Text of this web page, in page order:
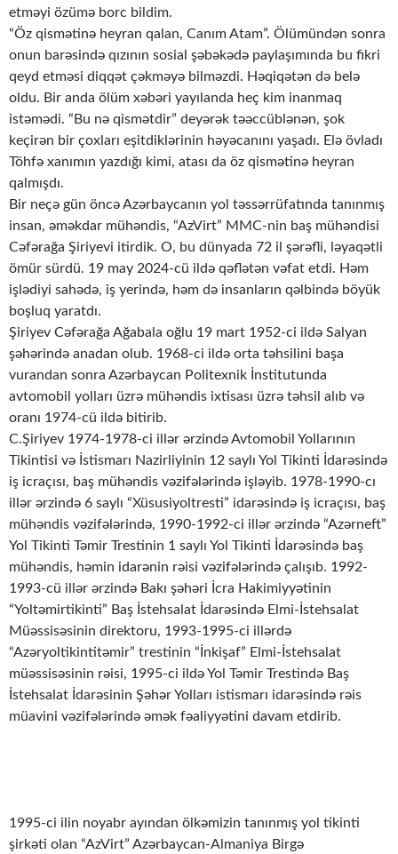
etməyi özümə borc bildim.
“Öz qismətinə heyran qalan, Canım Atam”. Ölümündən sonra
onun barəsində qızının sosial şəbəkədə paylaşımında bu fikri
qeyd etməsi diqqət çəkməyə bilməzdi. Həqiqətən də belə
oldu. Bir anda ölüm xəbəri yayılanda heç kim inanmaq
istəmədi. “Bu nə qismətdir” deyərək təəccüblənən, şok
keçirən bir çoxları eşitdiklərinin həyəcanını yaşadı. Elə övladı
Töhfə xanımın yazdığı kimi, atası da öz qismətinə heyran
qalmışdı.
Bir neçə gün öncə Azərbaycanın yol təssərrüfatında tanınmış
insan, əməkdar mühəndis, “AzVirt” MMC-nin baş mühəndisi
Cəfərağa Şiriyevi itirdik. O, bu dünyada 72 il şərəfli, ləyaqətli
ömür sürdü. 19 may 2024-cü ildə qəflətən vəfat etdi. Həm
işlədiyi sahədə, iş yerində, həm də insanların qəlbində böyük
boşluq yaratdı.
Şiriyev Cəfərağa Ağabala oğlu 19 mart 1952-ci ildə Salyan
şəhərində anadan olub. 1968-ci ildə orta təhsilini başa
vurandan sonra Azərbaycan Politexnik İnstitutunda
avtomobil yolları üzrə mühəndis ixtisası üzrə təhsil alıb və
oranı 1974-cü ildə bitirib.
C.Şiriyev 1974-1978-ci illər ərzində Avtomobil Yollarının
Tikintisi və İstismarı Nazirliyinin 12 saylı Yol Tikinti İdarəsində
iş icraçısı, baş mühəndis vəzifələrində işləyib. 1978-1990-cı
illər ərzində 6 saylı “Xüsusiyoltresti” idarəsində iş icraçısı, baş
mühəndis vəzifələrində, 1990-1992-ci illər ərzində “Azərneft”
Yol Tikinti Təmir Trestinin 1 saylı Yol Tikinti İdarəsində baş
mühəndis, həmin idarənin rəisi vəzifələrində çalışıb. 1992-
1993-cü illər ərzində Bakı şəhəri İcra Hakimiyyətinin
“Yoltəmirtikinti” Baş İstehsalat İdarəsində Elmi-İstehsalat
Müəssisəsinin direktoru, 1993-1995-ci illərdə
“Azəryoltikintitəmir” trestinin “İnkişaf” Elmi-İstehsalat
müəssisəsinin rəisi, 1995-ci ildə Yol Təmir Trestində Baş
İstehsalat İdarəsinin Şəhər Yolları istismarı idarəsində rəis
müavini vəzifələrində əmək fəaliyyətini davam etdirib.
1995-ci ilin noyabr ayından ölkəmizin tanınmış yol tikinti
şirkəti olan “AzVirt” Azərbaycan-Almaniya Birgə